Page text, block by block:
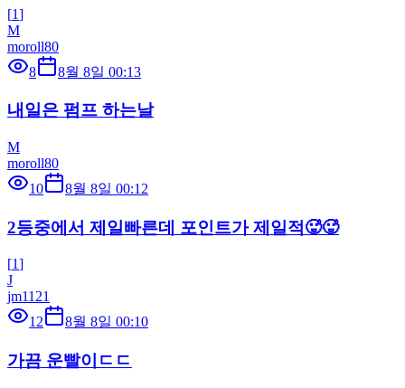
[1]
M
moroll80
8
8월 8일 00:13
내일은 펌프 하는날
M
moroll80
10
8월 8일 00:12
2등중에서 제일빠른데 포인트가 제일적🥵🥵
[1]
J
jm1121
12
8월 8일 00:10
가끔 운빨이ㄷㄷ